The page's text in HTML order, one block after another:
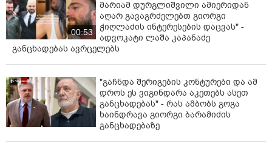
00:53
მარიამ დურგლიშვილი ამიერიდან
აღარ გავაგრძელებთ გიორგი
ჭიღლაძის ინტერესების დაცვას" -
ადვოკატი ლაშა კაპანაძე
განცხადებას ავრცელებს
"გაჩნდა შერიგების კონტურები და ამ
დროს ეს ვიგინდარა აკეთებს ასეთ
განცხადებას" - რას ამბობს გოგა
ხაინდრავა გიორგი ბარამიძის
განცხადებაზე